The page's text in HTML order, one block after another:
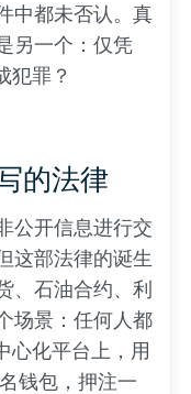
中都未否认。真
另一个：仅凭
犯罪？
的法律
公开信息进行交
这部法律的诞生
、石油合约、利
场景：任何人都
心化平台上，用
钱包，押注一